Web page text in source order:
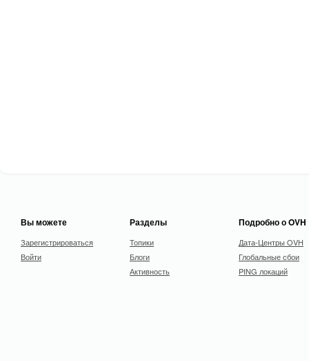
Вы можете
Зарегистрироваться
Войти
Разделы
Топики
Блоги
Активность
Подробно о OVH
Дата-Центры OVH
Глобальные сбои
PING локаций